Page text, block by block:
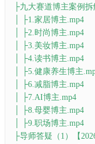
├九大赛道博主案例拆
│ ├1.家居博主.mp4
│ ├2.时尚博主.mp4
│ ├3.美妆博主.mp4
│ ├4.读书博主.mp4
│ ├5.健康养生博主
│ ├6.减脂博主.mp4
│ ├7.AI博主.mp4
│ ├8.母婴博主.mp4
│ ├9.职场博主.mp4
├导师答疑（1）【